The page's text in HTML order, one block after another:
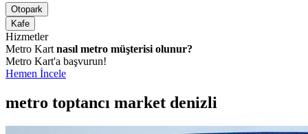
Otopark
Kafe
Hizmetler
Metro Kart nasıl metro müşterisi olunur?
Metro Kart'a başvurun!
Hemen İncele
metro toptancı market denizli